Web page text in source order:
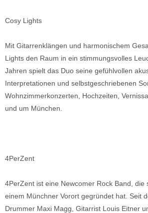
Cosy Lights
Mit Gitarrenklängen und harmonischem
Lights den Raum in ein stimmungsvolles
Jahren spielt das Duo seine gefühlvollen
Interpretationen und selbstgeschriebenen
Wohnzimmerkonzerten, Hochzeiten,
und um München.
4PerZent
4PerZent ist eine Newcomer Rock Band, die
einem Münchner Vorort gegründet hat. Seit
Drummer Maxi Magg, Gitarrist Louis Eitner